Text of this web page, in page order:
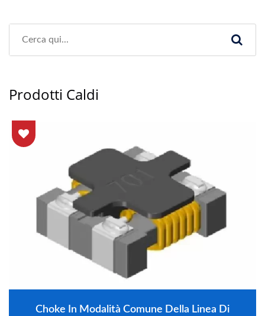
Prodotti Caldi
Choke In Modalità Comune Della Linea Di